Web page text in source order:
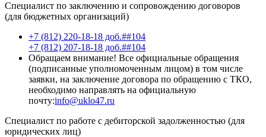
Специалист по заключению и сопровождению договоров
(для бюджетных организаций)
+7 (812) 220-18-18 доб.##104
+7 (812) 207-18-18 доб.##104
Обращаем внимание! Все официальные обращения
(подписанные уполномоченным лицом) в том числе
заявки, на заключение договора по обращению с ТКО,
необходимо направлять на официальную
почту:info@uklo47.ru
Специалист по работе с дебиторской задолженностью (для
юридических лиц)